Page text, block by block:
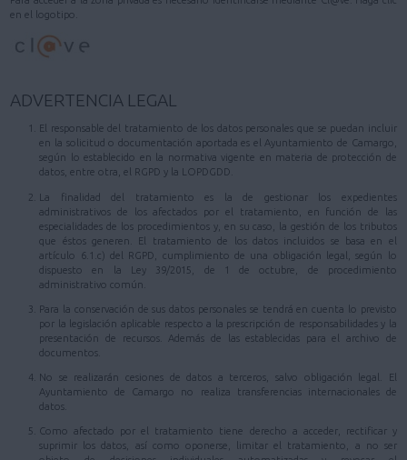
AYUDA
en el logotipo.
ADVERTENCIA LEGAL
El responsable del tratamiento de los datos personales que se puedan incluir
en la solicitud o documentación aportada es el Ayuntamiento de Camargo,
según lo establecido en la normativa vigente en materia de protección de
datos, entre otra, el RGPD y la LOPDGDD.
La finalidad del tratamiento es la de gestionar los expedientes
administrativos de los afectados por el tratamiento, en función de las
especialidades de los procedimientos y, en su caso, la gestión de los tributos
que éstos generen. El tratamiento de los datos incluidos se basa en el
artículo 6.1.c) del RGPD, cumplimiento de una obligación legal, según lo
dispuesto en la Ley 39/2015, de 1 de octubre, de procedimiento
administrativo común.
Para la conservación de sus datos personales se tendrá en cuenta lo previsto
por la legislación aplicable respecto a la prescripción de responsabilidades y la
presentación de recursos. Además de las establecidas para el archivo de
documentos.
No se realizarán cesiones de datos a terceros, salvo obligación legal. El
Ayuntamiento de Camargo no realiza transferencias internacionales de
datos.
Como afectado por el tratamiento tiene derecho a acceder, rectificar y
suprimir los datos, así como oponerse, limitar el tratamiento, a no ser